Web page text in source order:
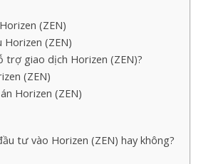
(ZEN)
Horizen (ZEN)
trợ giao dịch Horizen (ZEN)?
(ZEN)
Horizen (ZEN)
tư vào Horizen (ZEN) hay không?